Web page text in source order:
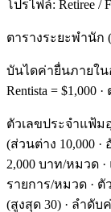
โปรไฟล์: Retiree /
ตารางระยะพำนัก
บันไดค่ายื่นภายในอุ
Rentista = $1,000
ตัวเลขประจำแฟ้ม
(ส่วนต่าง 10,000 ·
2,000 บาท/หมวด
รายการ/หมวด · ตั
(สูงสุด 30) · ลำดับ